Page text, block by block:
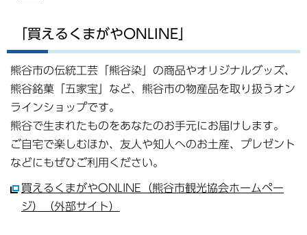
「買えるくまがやONLINE」
熊谷市の伝統工芸「熊谷染」の商品やオリジナルグッズ、
熊谷銘菓「五家宝」など、熊谷市の物産品を取り扱うオン
ラインショップです。
熊谷で生まれたものをあなたのお手元にお届けします。
ご自宅で楽しむほか、友人や知人へのお土産、プレゼント
などにもぜひご利用ください。
買えるくまがやONLINE（熊谷市観光協会ホームペー
ジ）（外部サイト）